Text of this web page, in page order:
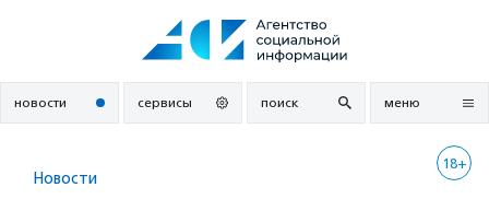
новости сервисы поиск меню
18+
Новости